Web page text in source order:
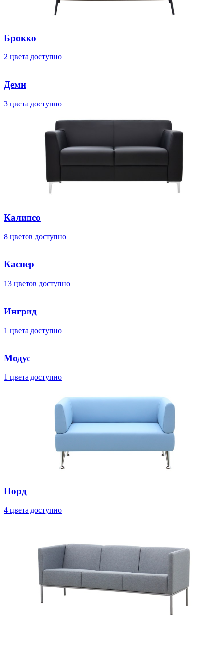
Брокко
2 цвета доступно
Деми
3 цвета доступно
Калипсо
8 цветов доступно
Каспер
13 цветов доступно
Ингрид
1 цвета доступно
Модус
1 цвета доступно
Норд
4 цвета доступно